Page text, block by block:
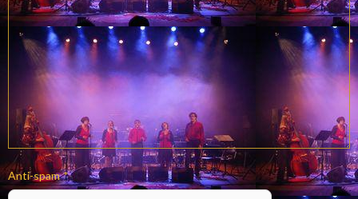
Anti-spam